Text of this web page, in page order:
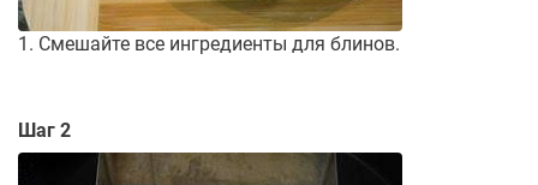
1. Смешайте все ингредиенты для блинов.
Шаг 2